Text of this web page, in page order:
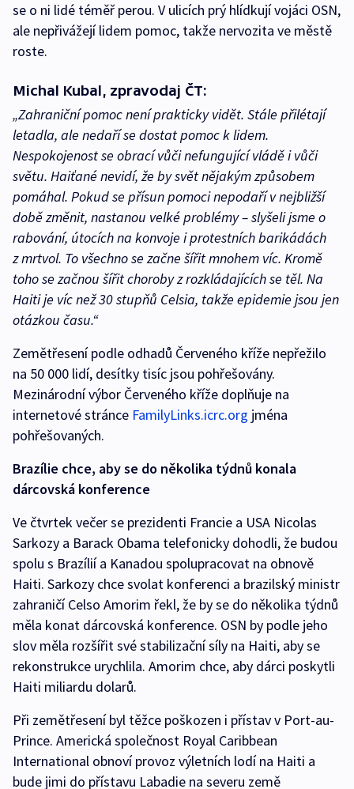
se o ni lidé téměř perou. V ulicích prý hlídkují vojáci OSN,
ale nepřivážejí lidem pomoc, takže nervozita ve městě
roste.
Michal Kubal, zpravodaj ČT:
„Zahraniční pomoc není prakticky vidět. Stále přilétají
letadla, ale nedaří se dostat pomoc k lidem.
Nespokojenost se obrací vůči nefungující vládě i vůči
světu. Haiťané nevidí, že by svět nějakým způsobem
pomáhal. Pokud se přísun pomoci nepodaří v nejbližší
době změnit, nastanou velké problémy – slyšeli jsme o
rabování, útocích na konvoje i protestních barikádách
z mrtvol. To všechno se začne šířit mnohem víc. Kromě
toho se začnou šířit choroby z rozkládajících se těl. Na
Haiti je víc než 30 stupňů Celsia, takže epidemie jsou jen
otázkou času.“
Zemětřesení podle odhadů Červeného kříže nepřežilo
na 50 000 lidí, desítky tisíc jsou pohřešovány.
Mezinárodní výbor Červeného kříže doplňuje na
internetové stránce FamilyLinks.icrc.org jména
pohřešovaných.
Brazílie chce, aby se do několika týdnů konala
dárcovská konference
Ve čtvrtek večer se prezidenti Francie a USA Nicolas
Sarkozy a Barack Obama telefonicky dohodli, že budou
spolu s Brazílií a Kanadou spolupracovat na obnově
Haiti. Sarkozy chce svolat konferenci a brazilský ministr
zahraničí Celso Amorim řekl, že by se do několika týdnů
měla konat dárcovská konference. OSN by podle jeho
slov měla rozšířit své stabilizační síly na Haiti, aby se
rekonstrukce urychlila. Amorim chce, aby dárci poskytli
Haiti miliardu dolarů.
Při zemětřesení byl těžce poškozen i přístav v Port-au-
Prince. Americká společnost Royal Caribbean
International obnoví provoz výletních lodí na Haiti a
bude jimi do přístavu Labadie na severu země